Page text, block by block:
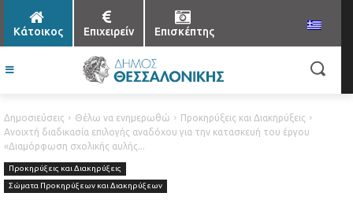
Κάτοικος Επιχειρείν Επισκέπτης
Δημοσιεύσεις Θέλω να ενημερωθώ
Προκηρύξεις και Διακηρύξεις
Ανοιχτή διαδικασία επιλογής αναδόχου για την κατασκευή του έργου
«Διαμόρφωση σχολικής αυλής...
Προκηρύξεις και Διακηρύξεις
Σώματα Προκηρύξεων και Διακηρύξεων